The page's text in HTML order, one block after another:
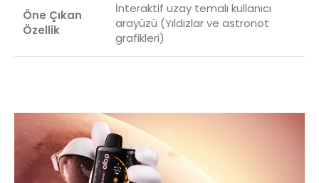
Öne Çıkan
Özellik
İnteraktif uzay temalı kullanıcı
arayüzü (Yıldızlar ve astronot
grafikleri)